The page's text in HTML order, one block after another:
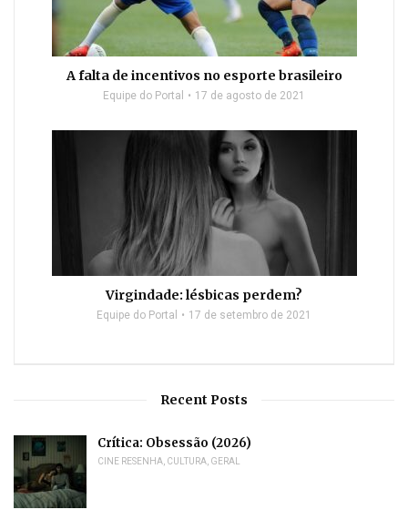
A falta de incentivos no esporte brasileiro
Equipe do Portal 17 de agosto de 2021
Virgindade: lésbicas perdem?
Equipe do Portal 17 de setembro de 2021
Recent Posts
Crítica: Obsessão (2026)
CINE RESENHA, CULTURA, GERAL